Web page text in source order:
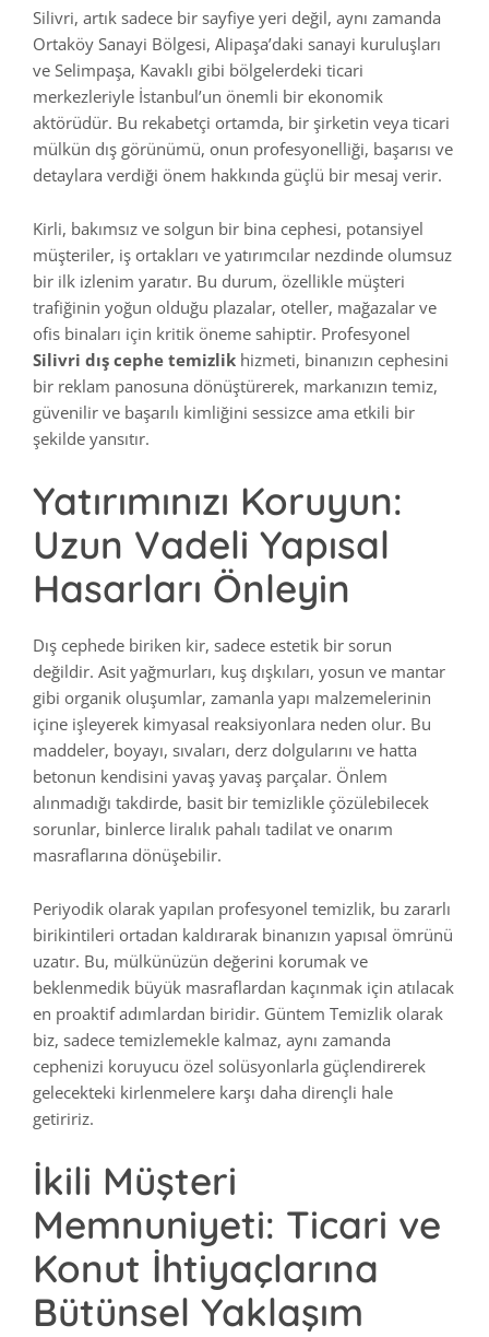
Silivri, artık sadece bir sayfiye yeri değil, aynı zamanda
Ortaköy Sanayi Bölgesi, Alipaşa’daki sanayi kuruluşları
ve Selimpaşa, Kavaklı gibi bölgelerdeki ticari
merkezleriyle İstanbul’un önemli bir ekonomik
aktörüdür. Bu rekabetçi ortamda, bir şirketin veya ticari
mülkün dış görünümü, onun profesyonelliği, başarısı ve
detaylara verdiği önem hakkında güçlü bir mesaj verir.
Kirli, bakımsız ve solgun bir bina cephesi, potansiyel
müşteriler, iş ortakları ve yatırımcılar nezdinde olumsuz
bir ilk izlenim yaratır. Bu durum, özellikle müşteri
trafiğinin yoğun olduğu plazalar, oteller, mağazalar ve
ofis binaları için kritik öneme sahiptir. Profesyonel
Silivri dış cephe temizlik hizmeti, binanızın cephesini
bir reklam panosuna dönüştürerek, markanızın temiz,
güvenilir ve başarılı kimliğini sessizce ama etkili bir
şekilde yansıtır.
Yatırımınızı Koruyun:
Uzun Vadeli Yapısal
Hasarları Önleyin
Dış cephede biriken kir, sadece estetik bir sorun
değildir. Asit yağmurları, kuş dışkıları, yosun ve mantar
gibi organik oluşumlar, zamanla yapı malzemelerinin
içine işleyerek kimyasal reaksiyonlara neden olur. Bu
maddeler, boyayı, sıvaları, derz dolgularını ve hatta
betonun kendisini yavaş yavaş parçalar. Önlem
alınmadığı takdirde, basit bir temizlikle çözülebilecek
sorunlar, binlerce liralık pahalı tadilat ve onarım
masraflarına dönüşebilir.
Periyodik olarak yapılan profesyonel temizlik, bu zararlı
birikintileri ortadan kaldırarak binanızın yapısal ömrünü
uzatır. Bu, mülkünüzün değerini korumak ve
beklenmedik büyük masraflardan kaçınmak için atılacak
en proaktif adımlardan biridir. Güntem Temizlik olarak
biz, sadece temizlemekle kalmaz, aynı zamanda
cephenizi koruyucu özel solüsyonlarla güçlendirerek
gelecekteki kirlenmelere karşı daha dirençli hale
getiririz.
İkili Müşteri
Memnuniyeti: Ticari ve
Konut İhtiyaçlarına
Bütünsel Yaklaşım